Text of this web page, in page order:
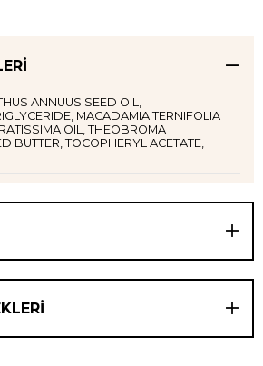
ANNUUS SEED OIL,
MACADAMIA TERNIFOLIA
OIL, THEOBROMA
BUTTER, TOCOPHERYL ACETATE,